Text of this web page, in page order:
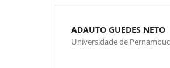
ADAUTO GUEDES NETO
Universidade de